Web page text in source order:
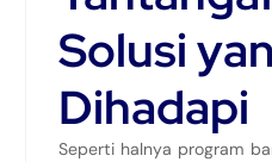
Solusi
Dihadapi
Seperti halnya program